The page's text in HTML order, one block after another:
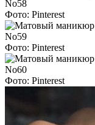
Фото: Pinterest
Фото: Pinterest
Фото: Pinterest